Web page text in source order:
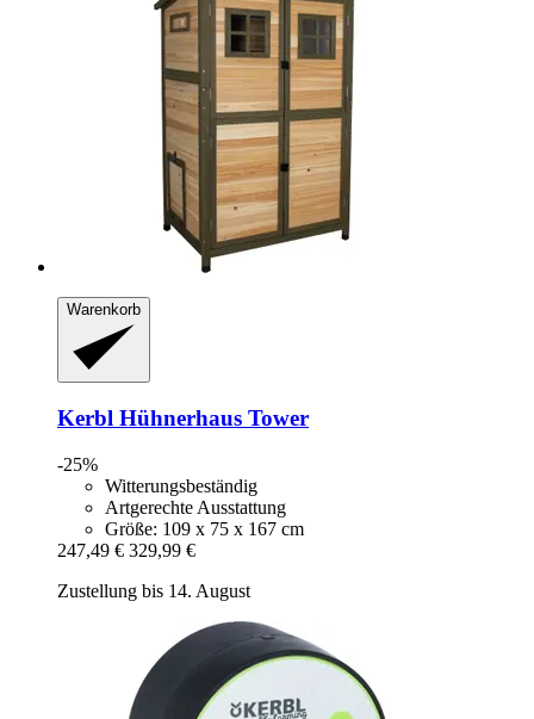
Warenkorb
Kerbl Hühnerhaus Tower
-25%
Witterungsbeständig
Artgerechte Ausstattung
Größe: 109 x 75 x 167 cm
247,49 € 329,99 €
Zustellung bis 14. August